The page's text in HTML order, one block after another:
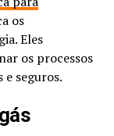
os
Eles
os processos
seguros.